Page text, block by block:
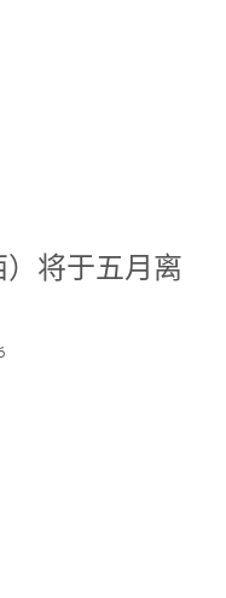
）将于五月离